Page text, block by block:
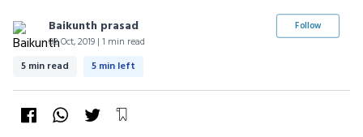
Baikunth prasad
02 Oct, 2019 | 1 min read
Follow
5 min read 5 min left